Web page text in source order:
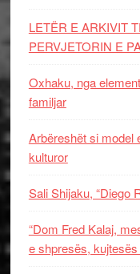
LETËR E ARKIVIT
PERVJETORIN E
Oxhaku, nga
familjar
Arbëreshët si model
kulturor
Sali Shijaku, “Diego
“Dom Fred Kalaj,
e shpresës, kujtesës